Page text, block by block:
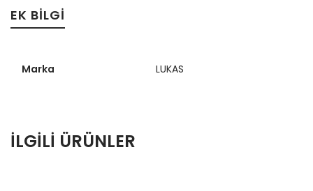
EK BILGI
Marka LUKAS
İLGILI ÜRÜNLER